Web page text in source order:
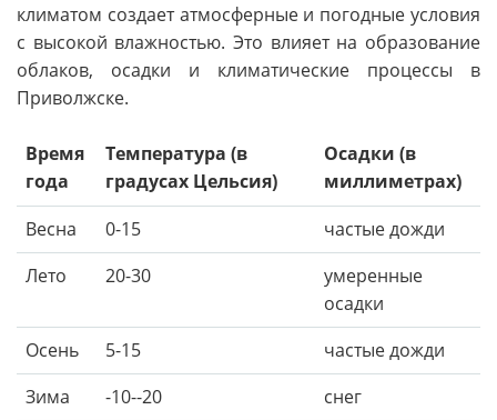
климатом создает атмосферные и погодные условия
с высокой влажностью. Это влияет на образование
облаков, осадки и климатические процессы в
Приволжске.
Время
года
Температура (в
градусах Цельсия)
Осадки (в
миллиметрах)
Весна
0-15
частые дожди
Лето
20-30
умеренные
осадки
Осень
5-15
частые дожди
Зима
-10--20
снег